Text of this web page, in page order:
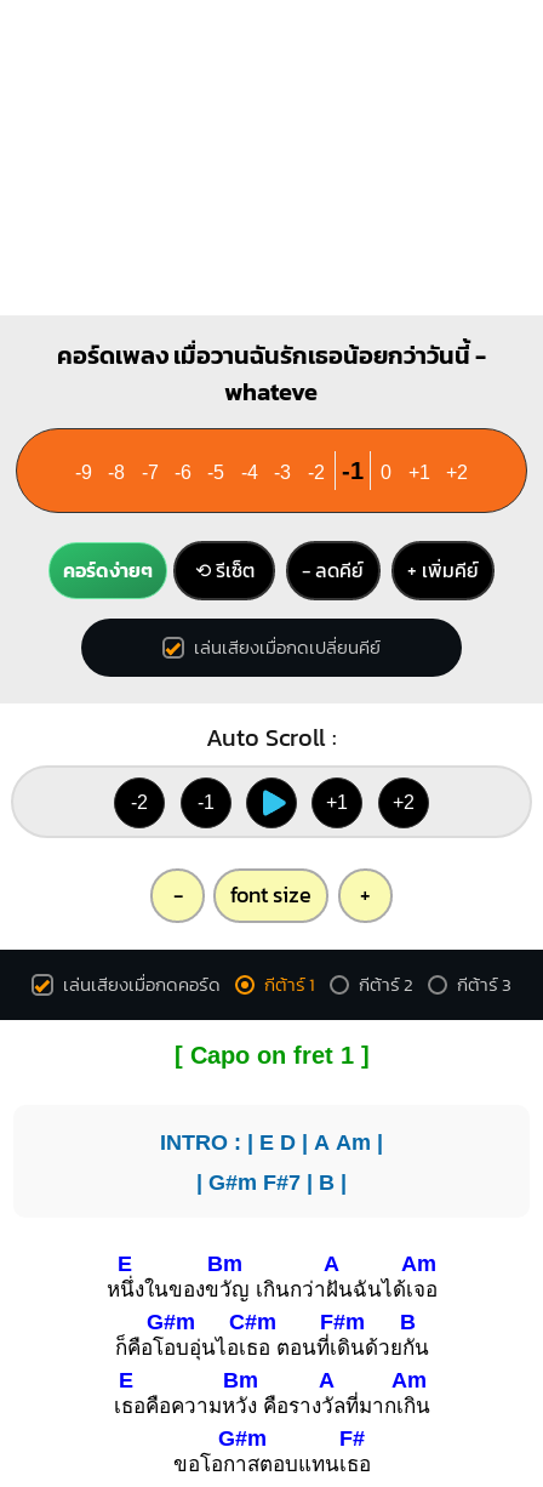
C#m
X X O
F#m
1
3 4
F#
1
1 1
1
2
4
Ebdim
X X
1
1 1
1 1 1
3
1 1
2 3 4
E7
O O
2
C#
X
2
Fdim
O
Bb
X X
Ebm
X
1
1
Bbm
X
1 1
1
3
คอร์ดเพลง เมื่อวานฉันรักเธอน้อยกว่าวันนี้ -
whateve
-9 -8 -7 -6 -5 -4 -3 -2 -1 0 +1 +2
คอร์ดง่ายๆ ⟲ รีเซ็ต − ลดคีย์ + เพิ่มคีย์
เล่นเสียงเมื่อกดเปลี่ยนคีย์
Auto Scroll :
-2 -1 +1 +2
- font size +
เล่นเสียงเมื่อกดคอร์ด กีต้าร์ 1 กีต้าร์ 2 กีต้าร์ 3
[ Capo on fret 1 ]
INTRO : | E D | A Am |
| G#m F#7 | B |
ห
E
นึ่งในของข
Bm
วัญ เกินกว่า
A
ฝันฉันได้เ
Am
จอ
ก็คือโ
G#m
อบอุ่นไอเ
C#m
ธอ ตอนที่เ
F#m
ดินด้วย
B
กัน
เ
E
ธอคือความห
Bm
วัง คือราง
A
วัลที่มากเ
Am
กิน
ขอโอก
G#m
าสตอบแทนเ
F#
ธอ